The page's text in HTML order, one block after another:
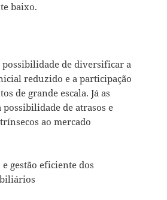
baixo.
possibilidade de diversificar a
reduzido e a participação
de grande escala. Já as
possibilidade de atrasos e
ao mercado
gestão eficiente dos